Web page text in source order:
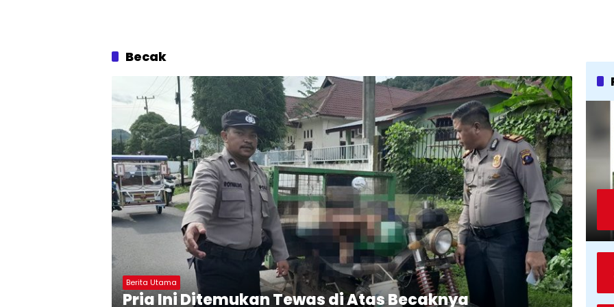
Becak
Berita Utama
Pria Ini Ditemukan Tewas di Atas Becaknya